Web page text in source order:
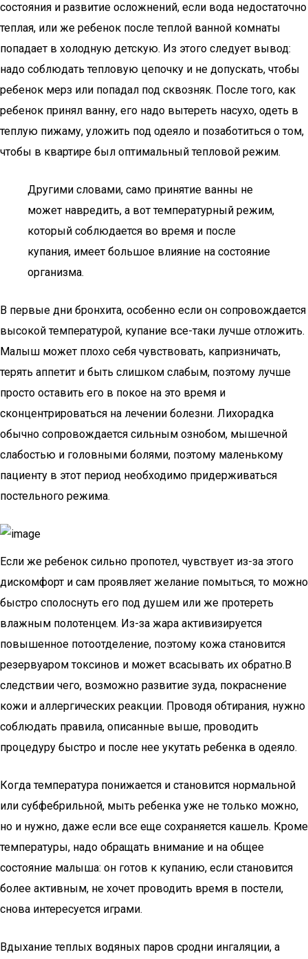
состояния и развитие осложнений, если вода недостаточно
теплая, или же ребенок после теплой ванной комнаты
попадает в холодную детскую. Из этого следует вывод:
надо соблюдать тепловую цепочку и не допускать, чтобы
ребенок мерз или попадал под сквозняк. После того, как
ребенок принял ванну, его надо вытереть насухо, одеть в
теплую пижаму, уложить под одеяло и позаботиться о том,
чтобы в квартире был оптимальный тепловой режим.
Другими словами, само принятие ванны не
может навредить, а вот температурный режим,
который соблюдается во время и после
купания, имеет большое влияние на состояние
организма.
В первые дни бронхита, особенно если он сопровождается
высокой температурой, купание все-таки лучше отложить.
Малыш может плохо себя чувствовать, капризничать,
терять аппетит и быть слишком слабым, поэтому лучше
просто оставить его в покое на это время и
сконцентрироваться на лечении болезни. Лихорадка
обычно сопровождается сильным ознобом, мышечной
слабостью и головными болями, поэтому маленькому
пациенту в этот период необходимо придерживаться
постельного режима.
Если же ребенок сильно пропотел, чувствует из-за этого
дискомфорт и сам проявляет желание помыться, то можно
быстро сполоснуть его под душем или же протереть
влажным полотенцем. Из-за жара активизируется
повышенное потоотделение, поэтому кожа становится
резервуаром токсинов и может всасывать их обратно.В
следствии чего, возможно развитие зуда, покраснение
кожи и аллергических реакции. Проводя обтирания, нужно
соблюдать правила, описанные выше, проводить
процедуру быстро и после нее укутать ребенка в одеяло.
Когда температура понижается и становится нормальной
или субфебрильной, мыть ребенка уже не только можно,
но и нужно, даже если все еще сохраняется кашель. Кроме
температуры, надо обращать внимание и на общее
состояние малыша: он готов к купанию, если становится
более активным, не хочет проводить время в постели,
снова интересуется играми.
Вдыхание теплых водяных паров сродни ингаляции, а